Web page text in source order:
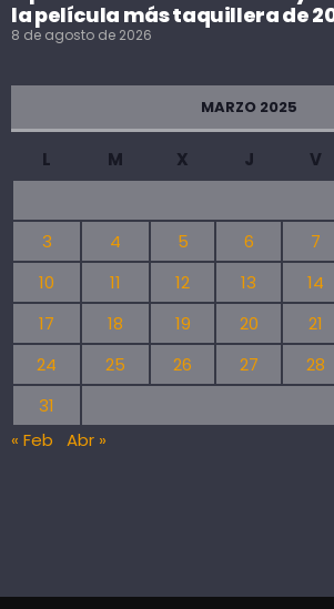
la película más taquillera de
8 de agosto de 2026
MARZO 2025
L M X J V
3
4 5 6 7
10
11 12 13 14
17
18 19 20 21
24
25 26 27 28
31
« Feb
Abr »